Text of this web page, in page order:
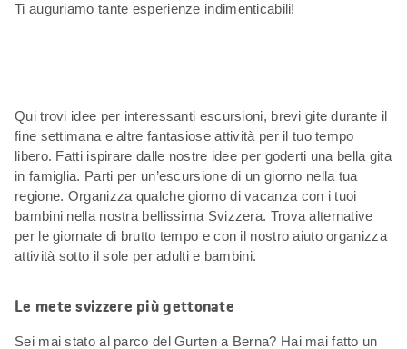
Ti auguriamo tante esperienze indimenticabili!
Qui trovi idee per interessanti escursioni, brevi gite durante il
fine settimana e altre fantasiose attività per il tuo tempo
libero. Fatti ispirare dalle nostre idee per goderti una bella gita
in famiglia. Parti per un’escursione di un giorno nella tua
regione. Organizza qualche giorno di vacanza con i tuoi
bambini nella nostra bellissima Svizzera. Trova alternative
per le giornate di brutto tempo e con il nostro aiuto organizza
attività sotto il sole per adulti e bambini.
Le mete svizzere più gettonate
Sei mai stato al parco del Gurten a Berna? Hai mai fatto un